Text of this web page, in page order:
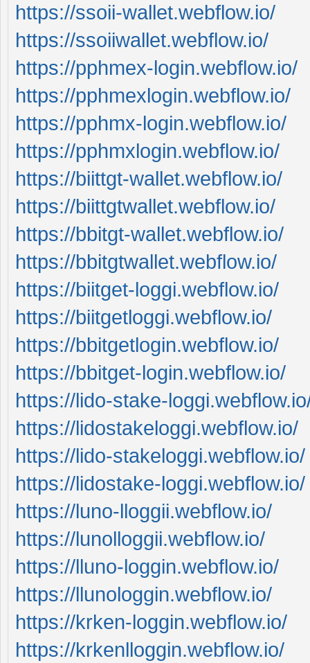
https://ssoii-wallet.webflow.io/
https://ssoiiwallet.webflow.io/
https://pphmex-login.webflow.io/
https://pphmexlogin.webflow.io/
https://pphmx-login.webflow.io/
https://pphmxlogin.webflow.io/
https://biittgt-wallet.webflow.io/
https://biittgtwallet.webflow.io/
https://bbitgt-wallet.webflow.io/
https://bbitgtwallet.webflow.io/
https://biitget-loggi.webflow.io/
https://biitgetloggi.webflow.io/
https://bbitgetlogin.webflow.io/
https://bbitget-login.webflow.io/
https://lido-stake-
https://lidostakeloggi.webflow.io/
https://lido-stakeloggi.webflow.io/
https://lidostake-loggi.webflow.io/
https://luno-lloggii.webflow.io/
https://lunolloggii.webflow.io/
https://lluno-loggin.webflow.io/
https://llunologgin.webflow.io/
https://krken-loggin.webflow.io/
https://krkenlloggin.webflow.io/